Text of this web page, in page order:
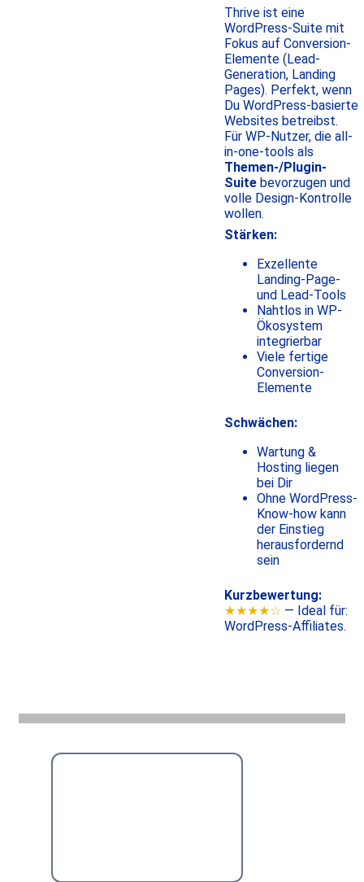
Thrive ist eine
WordPress-Suite mit
Fokus auf Conversion-
Elemente (Lead-
Generation, Landing
Pages). Perfekt, wenn
Du WordPress-basierte
Websites betreibst.
Für WP-Nutzer, die all-
in-one-tools als
Themen-/Plugin-
Suitebevorzugen und
volle Design-Kontrolle
wollen.
Stärken:
Exzellente
Landing-Page-
und Lead-Tools
Nahtlos in WP-
Ökosystem
integrierbar
Viele fertige
Conversion-
Elemente
Schwächen:
Wartung &
Hosting liegen
bei Dir
Ohne WordPress-
Know-how kann
der Einstieg
herausfordernd
sein
Kurzbewertung:
★★★★☆ — Ideal für:
WordPress-Affiliates.